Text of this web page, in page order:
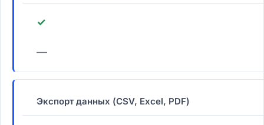
✓
—
Экспорт данных (CSV, Excel, PDF)